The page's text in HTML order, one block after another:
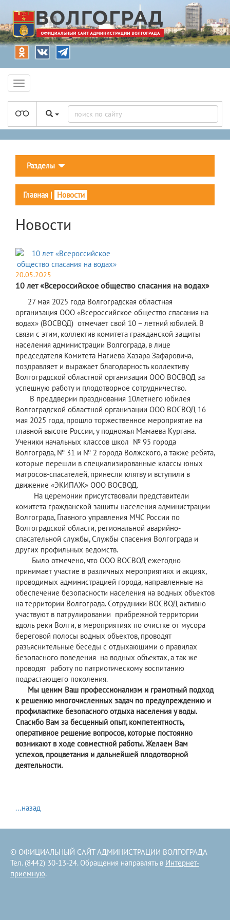
Разделы
Главная | Новости
Новости
20.05.2025
10 лет «Всероссийское общество спасания на водах»
27 мая 2025 года Волгоградская областная
организация ООО «Всероссийское общество спасания на
водах» (ВОСВОД) отмечает свой 10 – летний юбилей. В
связи с этим, коллектив комитета гражданской защиты
населения администрации Волгограда, в лице
председателя Комитета Нагиева Хазара Зафаровича,
поздравляет и выражает благодарность коллективу
Волгоградской областной организации ООО ВОСВОД за
успешную работу и плодотворное сотрудничество.
В преддверии празднования 10летнего юбилея
Волгоградской областной организации ООО ВОСВОД 16
мая 2025 года, прошло торжественное мероприятие на
главной высоте России, у подножья Мамаева Кургана.
Ученики начальных классов школ № 95 города
Волгограда, № 31 и № 2 города Волжского, а также ребята,
которые перешли в специализированные классы юных
матросов-спасателей, принесли клятву и вступили в
движение «ЭКИПАЖ» ООО ВОСВОД.
На церемонии присутствовали представители
комитета гражданской защиты населения администрации
Волгограда, Главного управления МЧС России по
Волгоградской области, региональной аварийно-
спасательной службы, Службы спасения Волгограда и
других профильных ведомств.
Было отмечено, что ООО ВОСВОД ежегодно
принимает участие в различных мероприятиях и акциях,
проводимых администрацией города, направленные на
обеспечение безопасности населения на водных объектов
на территории Волгограда. Сотрудники ВОСВОД активно
участвуют в патрулировании прибрежной территории
вдоль реки Волги, в мероприятиях по очистке от мусора
береговой полосы водных объектов, проводят
разъяснительные беседы с отдыхающими о правилах
безопасного поведения на водных объектах, а так же
проводят работу по патриотическому воспитанию
подрастающего поколения.
Мы ценим Ваш профессионализм и грамотный подход
к решению многочисленных задач по предупреждению и
профилактике безопасного отдыха населения у воды.
Спасибо Вам за бесценный опыт, компетентность,
оперативное решение вопросов, которые постоянно
возникают в ходе совместной работы. Желаем Вам
успехов, процветания и дальнейшей плодотворной
деятельности.
...назад
© ОФИЦИАЛЬНЫЙ САЙТ АДМИНИСТРАЦИИ ВОЛГОГРАДА
Тел. (8442) 30-13-24. Обращения направлять в Интернет-
приемную.